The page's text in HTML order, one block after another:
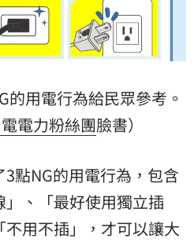
用電行為給民眾參考。
電力粉絲團臉書）
點NG的用電行為，包含
」、「最好使用獨立插
用不插」，才可以讓大